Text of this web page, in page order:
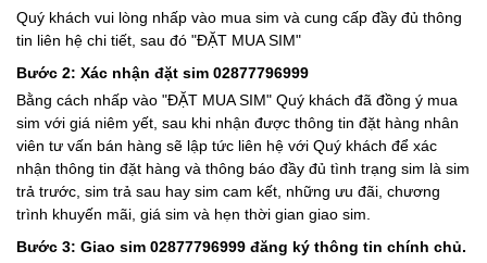
Quý khách vui lòng nhấp vào mua sim và cung cấp đầy đủ thông
tin liên hệ chi tiết, sau đó "ĐẶT MUA SIM"
Bước 2: Xác nhận đặt sim 02877796999
Bằng cách nhấp vào "ĐẶT MUA SIM" Quý khách đã đồng ý mua
sim với giá niêm yết, sau khi nhận được thông tin đặt hàng nhân
viên tư vấn bán hàng sẽ lập tức liên hệ với Quý khách để xác
nhận thông tin đặt hàng và thông báo đầy đủ tình trạng sim là sim
trả trước, sim trả sau hay sim cam kết, những ưu đãi, chương
trình khuyến mãi, giá sim và hẹn thời gian giao sim.
Bước 3: Giao sim 02877796999 đăng ký thông tin chính chủ.